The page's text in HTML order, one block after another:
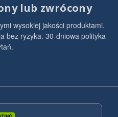
lub zwrócony
wysokiej jakości produktami.
bez ryzyka. 30-dniowa polityka